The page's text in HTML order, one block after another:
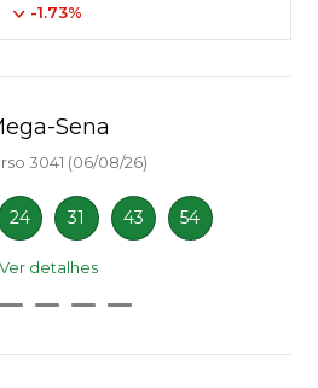
-1.73%
Sena
3041 (06/08/26)
24 31 43 54
Ver detalhes